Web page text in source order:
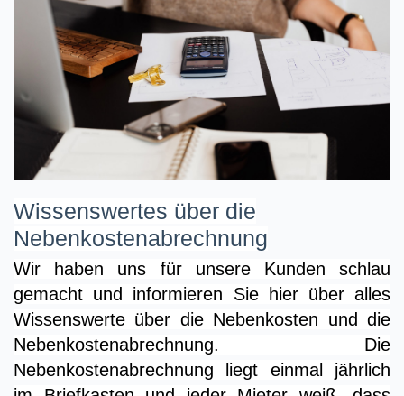
Wissenswertes über die
Nebenkostenabrechnung
Wir haben uns für unsere Kunden schlau
gemacht und informieren Sie hier über alles
Wissenswerte über die Nebenkosten und die
Nebenkostenabrechnung. Die
Nebenkostenabrechnung liegt einmal jährlich